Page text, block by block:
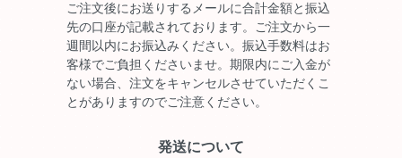
ご注文後にお送りするメールに合計金額と振込
先の口座が記載されております。ご注文から一
週間以内にお振込みください。振込手数料はお
客様でご負担くださいませ。期限内にご入金が
ない場合、注文をキャンセルさせていただくこ
とがありますのでご注意ください。
発送について